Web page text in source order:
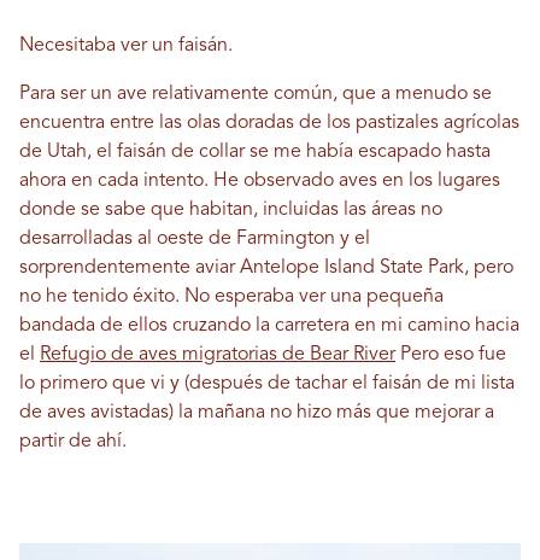
Necesitaba ver un faisán.
Para ser un ave relativamente común, que a menudo se
encuentra entre las olas doradas de los pastizales agrícolas
de Utah, el faisán de collar se me había escapado hasta
ahora en cada intento. He observado aves en los lugares
donde se sabe que habitan, incluidas las áreas no
desarrolladas al oeste de Farmington y el
sorprendentemente aviar Antelope Island State Park, pero
no he tenido éxito. No esperaba ver una pequeña
bandada de ellos cruzando la carretera en mi camino hacia
el
Refugio de aves migratorias de Bear RiverPero eso fue
lo primero que vi y (después de tachar el faisán de mi lista
de aves avistadas) la mañana no hizo más que mejorar a
partir de ahí.